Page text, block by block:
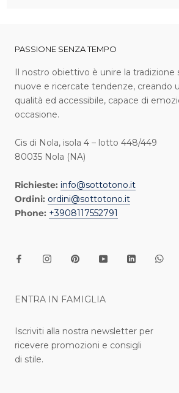
PASSIONE SENZA TEMPO
I l nostro obiettivo è unire la tradizione
nuove e ricercate tendenze, creando
qualità ed accessibile, capace di
occasione.
Cis di Nola, isola 4 – lotto 448/449
80035 Nola (NA)
Richieste: info@sottotono.it
Ordini: ordini@sottotono.it
Phone: +3908117552791
ENTRA IN FAMIGLIA
Iscriviti alla nostra newsletter per
ricevere promozioni e consigli
di stile.